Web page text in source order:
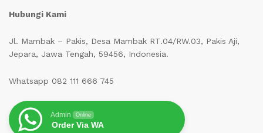
Hubungi Kami
Jl. Mambak – Pakis, Desa Mambak RT.04/RW.03, Pakis Aji,
Jepara, Jawa Tengah, 59456, Indonesia.
Whatsapp 082 111 666 745
Admin Online
Order Via WA